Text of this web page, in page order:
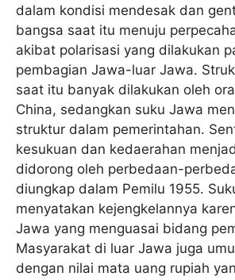
dalam kondisi mendesak dan
bangsa saat itu menuju
akibat polarisasi yang dilakukan
pembagian Jawa-luar Jawa.
saat itu banyak dilakukan oleh
China, sedangkan suku Jawa
struktur dalam pemerintahan.
kesukuan dan kedaerahan
didorong oleh perbedaan-
diungkap dalam Pemilu 1955.
menyatakan kejengkelannya
Jawa yang menguasai bidang
Masyarakat di luar Jawa juga
dengan nilai mata uang rupiah